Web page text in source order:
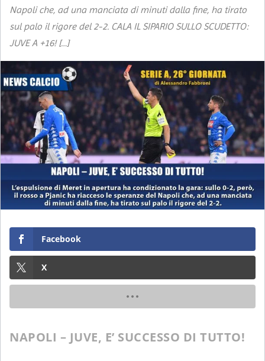
Napoli che, ad una manciata di minuti dalla fine, ha tirato
sul palo il rigore del 2-2. CALA IL SIPARIO SULLO SCUDETTO:
JUVE A +16! […]
Facebook
X
NAPOLI – JUVE, E’ SUCCESSO DI TUTTO!